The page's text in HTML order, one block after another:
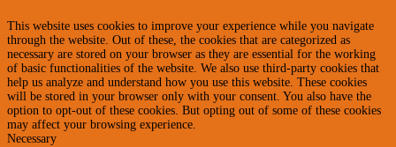
This website uses cookies to improve your experience while you navigate
through the website. Out of these, the cookies that are categorized as
necessary are stored on your browser as they are essential for the working
of basic functionalities of the website. We also use third-party cookies that
help us analyze and understand how you use this website. These cookies
will be stored in your browser only with your consent. You also have the
option to opt-out of these cookies. But opting out of some of these cookies
may affect your browsing experience.
Necessary